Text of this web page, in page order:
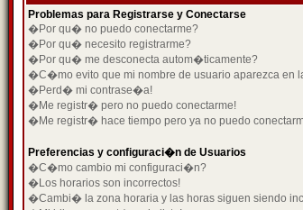
Problemas para Registrarse y Conectarse
�Por qu� no puedo conectarme?
�Por qu� necesito registrarme?
�Por qu� me desconecta autom�ticamente?
�C�mo evito que mi nombre de usuario aparezca en
�Perd� mi contrase�a!
�Me registr� pero no puedo conectarme!
�Me registr� hace tiempo pero ya no puedo
Preferencias y configuraci�n de Usuarios
�C�mo cambio mi configuraci�n?
�Los horarios son incorrectos!
�Cambi� la zona horaria y las horas siguen siendo